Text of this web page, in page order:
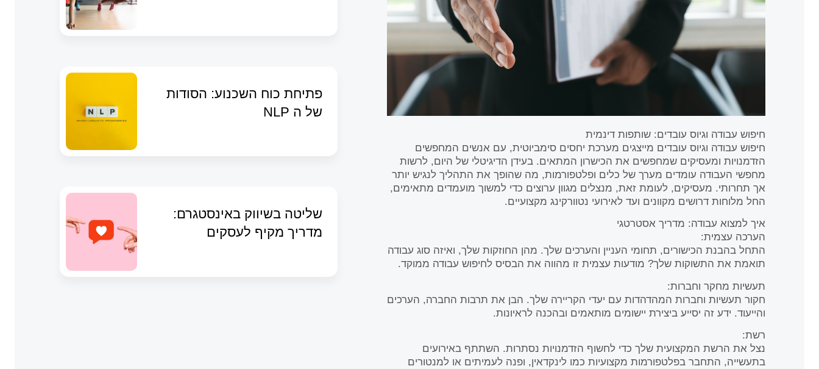
חיפוש עבודה וגיוס עובדים: שותפות דינמית
חיפוש עבודה וגיוס עובדים מייצגים מערכת יחסים סימביוטית, עם אנשים המחפשים
הזדמנויות ומעסיקים שמחפשים את הכישרון המתאים. בעידן הדיגיטלי של היום, לרשות
מחפשי העבודה עומדים מערך של כלים ופלטפורמות, מה שהופך את התהליך לנגיש יותר
אך תחרותי. מעסיקים, לעומת זאת, מנצלים מגוון ערוצים כדי למשוך מועמדים מתאימים,
החל מלוחות דרושים מקוונים ועד לאירועי נטוורקינג מקצועיים.
איך למצוא עבודה: מדריך אסטרטגי
הערכה עצמית:
התחל בהבנת הכישורים, תחומי העניין והערכים שלך. מהן החוזקות שלך, ואיזה סוג עבודה
תואמת את התשוקות שלך? מודעות עצמית זו מהווה את הבסיס לחיפוש עבודה ממוקד.
תעשיות מחקר וחברות:
חקור תעשיות וחברות המהדהדות עם יעדי הקריירה שלך. הבן את תרבות החברה, הערכים
והייעוד. ידע זה יסייע ביצירת יישומים מותאמים ובהכנה לראיונות.
רשת:
נצל את הרשת המקצועית שלך כדי לחשוף הזדמנויות נסתרות. השתתף באירועים
בתעשייה, התחבר בפלטפורמות מקצועיות כמו לינקדאין, ופנה לעמיתים או למנטורים
פתיחת כוח השכנוע: הסודות
של ה NLP
שליטה בשיווק באינסטגרם:
מדריך מקיף לעסקים